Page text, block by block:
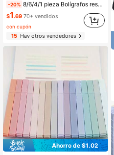
-20% 8/6/4/1 pieza Bolígrafos resaltadores de punta ultra suave "Soft Glow", adecuados para estudiantes y trabajadores de oficina, perfectos para garabatear, hacer diarios, marcar y escribir. Se pueden usar como útiles escolares, regalos de vacaciones, papelería para estudiantes, regalos de vuelta a la escuela, suministros de arte, etc.
$1.69 70+ vendidos
con cupón
15Hay otros vendedores
Ahorro de $1.02